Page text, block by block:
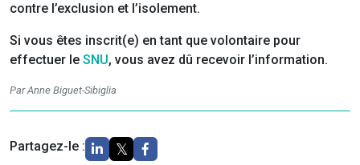
contre l’exclusion et l’isolement.
Si vous êtes inscrit(e) en tant que volontaire pour
effectuer le SNU, vous avez dû recevoir l’information.
Par Anne Biguet-Sibiglia
Partagez-le :